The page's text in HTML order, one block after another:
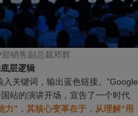
销售副总裁邓辉
层逻辑
关键词，输出蓝色链接。”Google
站的演讲开场，宣告了一个时代
”，其核心变革在于，从理解“用